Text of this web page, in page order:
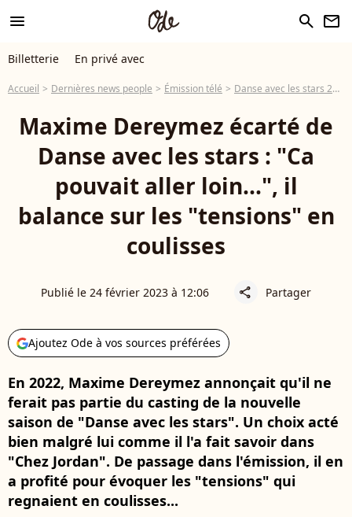
menu search newsletter
Billetterie En privé avec
Accueil Dernières news people Émission télé Danse avec les stars 2026
Maxime Dereymez écarté de
Danse avec les stars : "Ca
pouvait aller loin...", il
balance sur les "tensions" en
coulisses
Publié le 24 février 2023 à 12:06 share Partager
Ajoutez Ode à vos sources préférées
En 2022, Maxime Dereymez annonçait qu'il ne
ferait pas partie du casting de la nouvelle
saison de "Danse avec les stars". Un choix acté
bien malgré lui comme il l'a fait savoir dans
"Chez Jordan". De passage dans l'émission, il en
a profité pour évoquer les "tensions" qui
regnaient en coulisses...